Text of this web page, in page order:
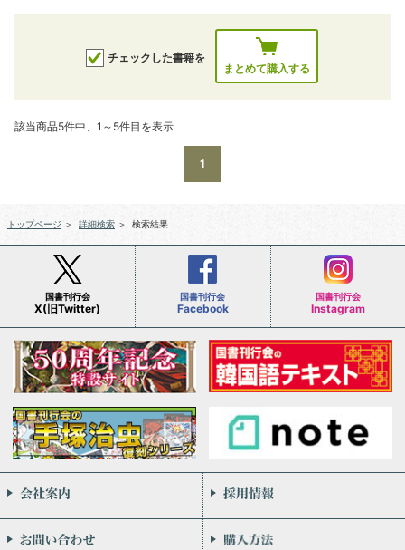
チェックした書籍を
まとめて購入する
該当商品5件中、1～5件目を表示
1
トップページ ＞ 詳細検索 ＞ 検索結果
国書刊行会
X(旧Twitter)
国書刊行会
Facebook
国書刊行会
Instagram
会社案内
お問い合わせ